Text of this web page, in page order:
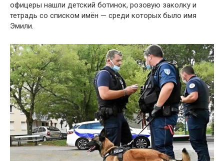
офицеры нашли детский ботинок, розовую заколку и
тетрадь со списком имён — среди которых было имя
Эмили.